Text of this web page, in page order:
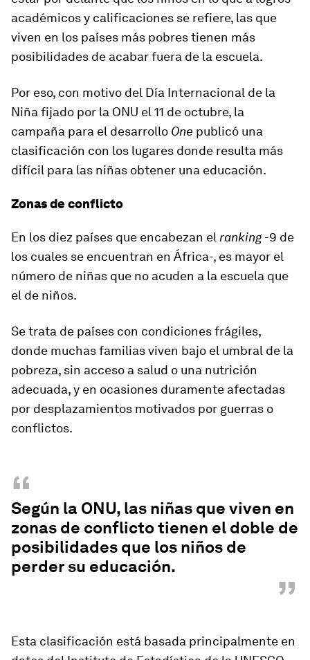
académicos y calificaciones se refiere, las que
viven en los países más pobres tienen más
posibilidades de acabar fuera de la escuela.
Por eso, con motivo del Día Internacional de la
Niña fijado por la ONU el 11 de octubre, la
campaña para el desarrollo One publicó una
clasificación con los lugares donde resulta más
difícil para las niñas obtener una educación.
Zonas de conflicto
En los diez países que encabezan el ranking-9 de
los cuales se encuentran en África-, es mayor el
número de niñas que no acuden a la escuela que
el de niños.
Se trata de países con condiciones frágiles,
donde muchas familias viven bajo el umbral de la
pobreza, sin acceso a salud o una nutrición
adecuada, y en ocasiones duramente afectadas
por desplazamientos motivados por guerras o
conflictos.
“
Según la ONU, las niñas que viven en
zonas de conflicto tienen el doble de
posibilidades que los niños de
perder su educación.
”
Esta clasificación está basada principalmente en